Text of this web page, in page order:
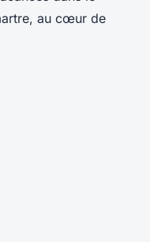
au cœur de